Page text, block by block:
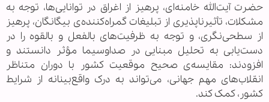
حضرت آیت‌الله خامنه‌ای، پرهیز از اغراق در توانایی‌ها، توجه به
مشکلات، تأثیرناپذیری از تبلیغات گمراه‌کننده‌ی بیگانگان، پرهیز
از سطحی‌نگری، و توجه به ظرفیت‌های بالفعل و بالقوه را در
دست‌یابی به تحلیل مبنایی در صداوسیما مؤثر دانستند و
افزودند: مقایسه‌ی صحیح موقعیت کشور با دوران متناظر
انقلاب‌های مهم جهانی، می‌تواند به درک واقع‌بینانه از شرایط
کشور، کمک کند.